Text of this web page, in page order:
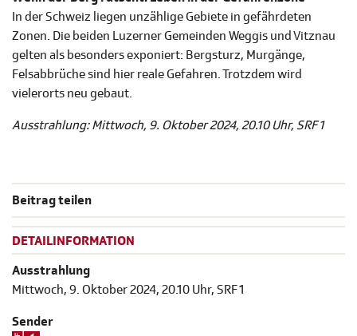
In der Schweiz liegen unzählige Gebiete in gefährdeten
Zonen. Die beiden Luzerner Gemeinden Weggis und Vitznau
gelten als besonders exponiert: Bergsturz, Murgänge,
Felsabbrüche sind hier reale Gefahren. Trotzdem wird
vielerorts neu gebaut.
Ausstrahlung: Mittwoch, 9. Oktober 2024, 20.10 Uhr, SRF 1
Beitrag teilen
DETAILINFORMATION
Ausstrahlung
Mittwoch, 9. Oktober 2024, 20.10 Uhr, SRF 1
Sender